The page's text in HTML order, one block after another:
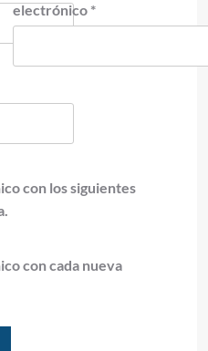
electrónico *
con los siguientes
con cada nueva